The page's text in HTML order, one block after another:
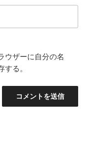
ウザーに自分の名
る。